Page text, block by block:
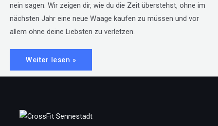
nein sagen. Wir zeigen dir, wie du die Zeit überstehst, ohne im
nächsten Jahr eine neue Waage kaufen zu müssen und vor
allem ohne deine Liebsten zu verletzen.
#11:
Tipps,
um
Kilos
zu
Weiter lesen »